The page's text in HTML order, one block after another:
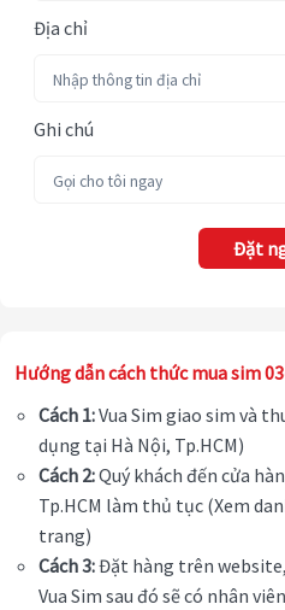
Địa chỉ
Ghi chú
Đặt
Hướng dẫn cách thức mua sim
Cách 1:Vua Sim giao sim và
dụng tại Hà Nội, Tp.HCM)
Cách 2:Quý khách đến cửa
Tp.HCM làm thủ tục (Xem
trang)
Cách 3:Đặt hàng trên
Vua Sim sau đó sẽ có nhân